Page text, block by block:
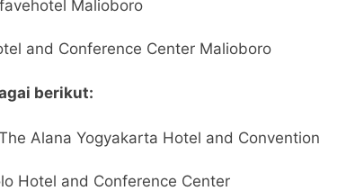
Malioboro
and Conference Center Malioboro
berikut:
Alana Yogyakarta Hotel and Convention
Hotel and Conference Center